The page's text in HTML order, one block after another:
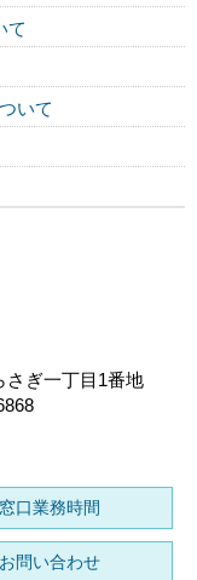
て
いて
ぎ一丁目1番地
窓口業務時間
お問い合わせ